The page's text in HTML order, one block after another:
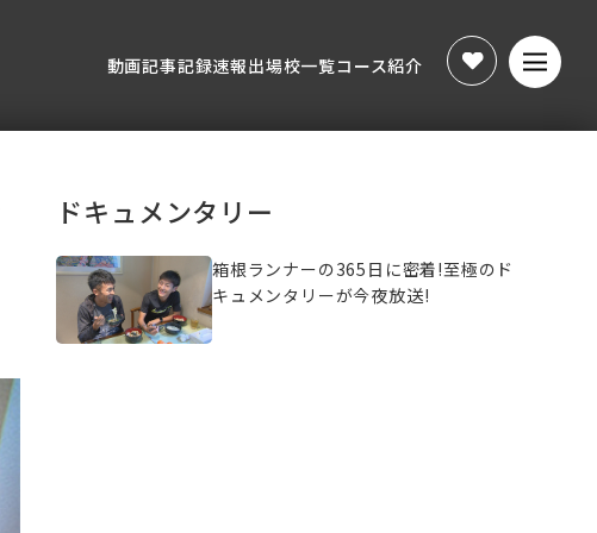
動画記事記録速報出場校一覧コース紹介
ドキュメンタリー
箱根ランナーの365日に密着!至極のド
キュメンタリーが今夜放送!